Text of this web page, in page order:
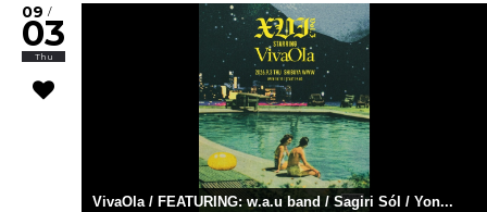
09 /
03
Thu
VivaOla / FEATURING: w.a.u band / Sagiri Sól / Yon...